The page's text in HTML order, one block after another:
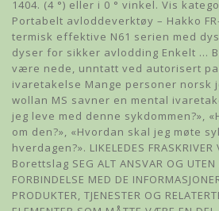
1404. (4 °) eller i 0 ° vinkel. Vis
Portabelt avloddeverktøy – Hakko
termisk effektive N61 serien med
dyser for sikker avlodding Enkelt …
være nede, unntatt ved autorisert
ivaretakelse Mange personer norsk
wollan MS savner en mental
jeg leve med denne sykdommen?»,
om den?», «Hvordan skal jeg møte
hverdagen?». LIKELEDES
Borettslag SEG ALT ANSVAR OG UTEN
FORBINDELSE MED DE
PRODUKTER, TJENESTER OG